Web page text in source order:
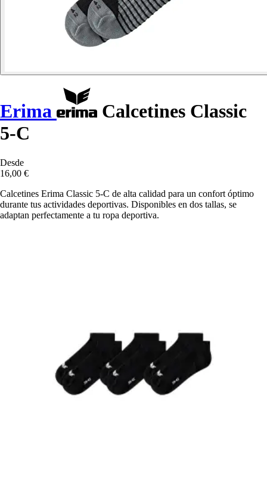
Erima
Calcetines Classic
5-C
Desde
16,00 €
Calcetines Erima Classic 5-C de alta calidad para un confort óptimo
durante tus actividades deportivas. Disponibles en dos tallas, se
adaptan perfectamente a tu ropa deportiva.